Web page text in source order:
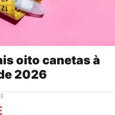
oito canetas à
2026